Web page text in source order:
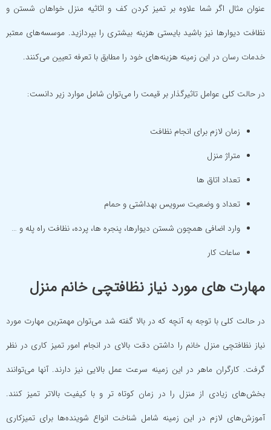
عنوان مثال اگر شما علاوه بر تمیز کردن کف و اثاثیه منزل خواهان شستن و
نظافت دیوارها نیز باشید بایستی هزینه بیشتری را بپردازید. موسسه‌های معتبر
خدمات رسان در این زمینه هزینه‌های خود را مطابق با تعرفه تعیین می‌کنند.
در حالت کلی عوامل تاثیرگذار بر قیمت را می‌توان شامل موارد زیر دانست:
زمان لازم برای انجام نظافت
متراژ منزل
تعداد اتاق ها
تعداد و وضعیت سرویس بهداشتی و حمام
وارد اضافی همچون شستن دیوارها، پنجره ها، پرده، نظافت راه پله و …
ساعات کار
مهارت های مورد نیاز نظافتچی خانم منزل
در حالت کلی با توجه به آنچه که در بالا گفته شد می‌توان مهمترین مهارت مورد
نیاز نظافتچی منزل خانم را داشتن دقت بالای در انجام امور تمیز کاری در نظر
گرفت. کارگران ماهر در این زمینه سرعت عمل بالایی نیز دارند. آنها می‌توانند
بخش‌های زیادی از منزل را در زمان کوتاه تر و با کیفیت بالاتر تمیز کنند.
آموزش‌های لازم در این زمینه شامل شناخت انواع شوینده‌ها برای تمیزکاری